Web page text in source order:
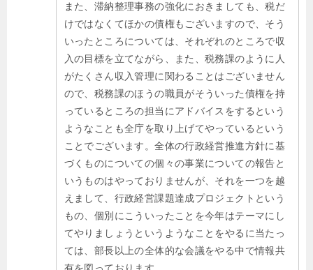
また、滞納整理事務の強化におきましても、税だ
けではなくてほかの債権もございますので、そう
いったところについては、それぞれのところで収
入の目標を立てながら、また、税務課のように人
がたくさん収入管理に関わることはございません
ので、税務課のほうの職員がそういった債権を持
っているところの担当にアドバイスをするという
ようなことも全庁を取り上げてやっているという
ことでございます。全体の行政経営推進方針に基
づくものについての個々の事業についての報告と
いうものはやっておりませんが、それを一つを越
えまして、行政経営課題達成プロジェクトという
もの、個別にこういったことを今年はテーマにし
てやりましょうというようなことをやるに当たっ
ては、部長以上の全体的な会議をやる中で情報共